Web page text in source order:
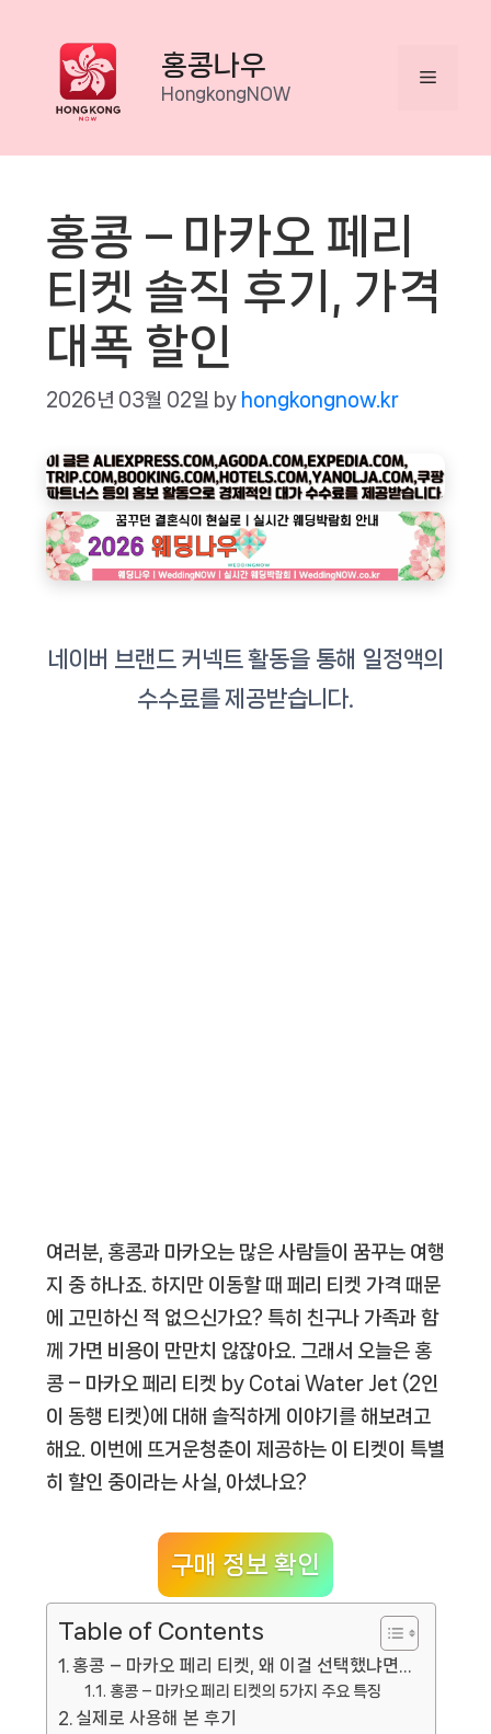
content
홍콩나우
HongkongNOW
Menu
홍콩 – 마카오 페리
티켓 솔직 후기, 가격
대폭 할인
2026년 03월 02일 by hongkongnow.kr
여러분, 홍콩과 마카오는 많은 사람들이 꿈꾸는 여행
지 중 하나죠. 하지만 이동할 때 페리 티켓 가격 때문
에 고민하신 적 없으신가요? 특히 친구나 가족과 함
께 가면 비용이 만만치 않잖아요. 그래서 오늘은 홍
콩 – 마카오 페리 티켓 by Cotai Water Jet (2인
이 동행 티켓)에 대해 솔직하게 이야기를 해보려고
해요. 이번에 뜨거운청춘이 제공하는 이 티켓이 특별
히 할인 중이라는 사실, 아셨나요?
구매 정보 확인
Table of Contents
홍콩 – 마카오 페리 티켓, 왜 이걸 선택했냐면…
홍콩 – 마카오 페리 티켓의 5가지 주요 특징
실제로 사용해 본 후기